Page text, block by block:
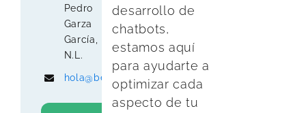
Pedro
Garza
García,
N.L.
hola@beenet.mx
desarrollo de
chatbots,
estamos aquí
para ayudarte a
optimizar cada
aspecto de tu